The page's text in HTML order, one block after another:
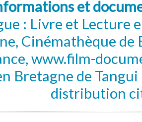
et
: Livre et Lecture
Cinémathèque de
www.film-
Bretagne de
distribution